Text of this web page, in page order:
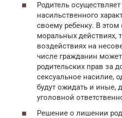
Родитель
насильственного
своему ребенку. В этом
моральных действиях,
воздействиях на
числе гражданин
родительских прав за
сексуальное насилие,
будут ожидать и иные,
уголовной
Решение о лишении